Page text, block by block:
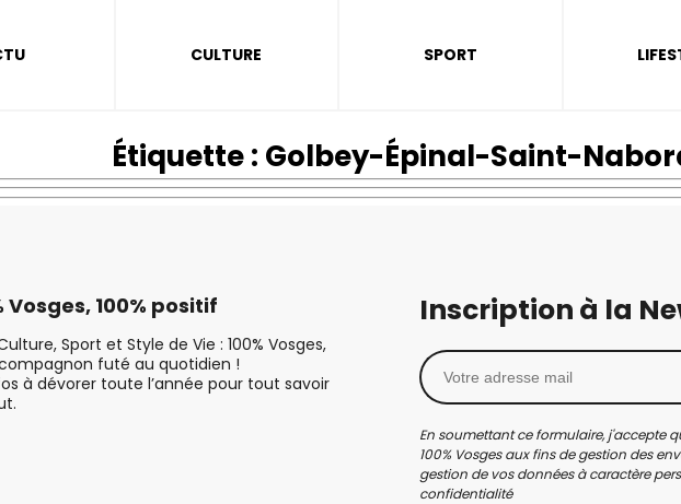
CULTURE SPORT
Étiquette : Golbey-Épinal-Saint-
Vosges, 100% positif
Sport et Style de Vie : 100% Vosges,
futé au quotidien !
à dévorer toute l’année pour tout savoir
Inscription à la
En soumettant ce formulaire, j'accepte
100% Vosges aux fins de gestion des
gestion de vos données à caractère
confidentialité